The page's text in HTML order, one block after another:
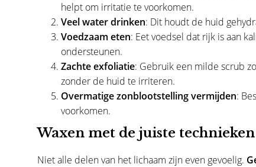
helpt om irritatie te voorkomen.
Veel water drinken: Dit houdt de huid
Voedzaam eten: Eet voedsel dat rijk is aan
ondersteunen.
Zachte exfoliatie: Gebruik een milde scrub
zonder de huid te irriteren.
Overmatige zonblootstelling vermijden:
voorkomen.
Waxen met de juiste technieken
Niet alle delen van het lichaam zijn even gevoelig.